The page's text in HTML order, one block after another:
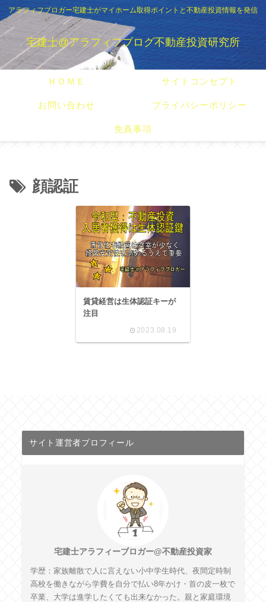
アラフィフブロガー宅建士がマイホーム取得ポイントと不動産投資情報を発信
宅建士@アラフィフブログ不動産投資研究所
ＨＯＭＥ サイトコンセプト
お問い合わせ プライバシーポリシー
免責事項
顔認証
賃貸経営は生体認証キーが
注目
2023.08.19
サイト運営者プロフィール
宅建士アラフィーブロガー@不動産投資家
学歴：家族離散で人に言えない小中学生時代、夜間定時制
高校を働きながら学費を自分で払い8年かけ・首の皮一枚で
卒業、大学は進学したくても出来なかった。親と家庭環境